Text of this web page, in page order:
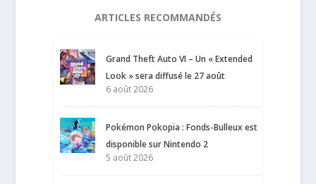
ARTICLES RECOMMANDÉS
Grand Theft Auto VI – Un « Extended
Look » sera diffusé le 27 août
6 août 2026
Pokémon Pokopia : Fonds-Bulleux est
disponible sur Nintendo 2
5 août 2026